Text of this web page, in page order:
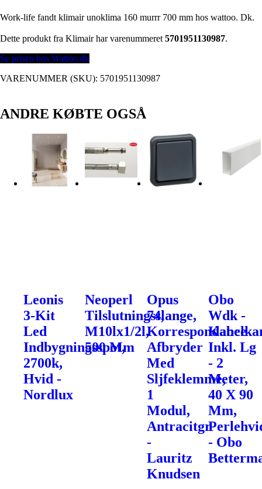
Work-life fandt klimair unoklima 160 murrr 700 mm hos wattoo. Dk.
Dette produkt fra Klimair har varenummeret 5701951130987.
Se prisen hos Wattoo.dk
VARENUMMER (SKU): 5701951130987
ANDRE KØBTE OGSÅ
Leonis
3-Kit
Led
Indbygningsspot,
2700k,
Hvid -
Nordlux
Neoperl
Tilslutningsslange,
M10lx1/2l,
500 Mm
Opus
74,
Korrespondance
Afbryder
Med
Sljfeklemme,
1
Modul,
Antracitgr
-
Lauritz
Knudsen
Obo
Wdk -
Inkl. Lg
- 2
Meter,
40 X 90
Mm,
- Obo